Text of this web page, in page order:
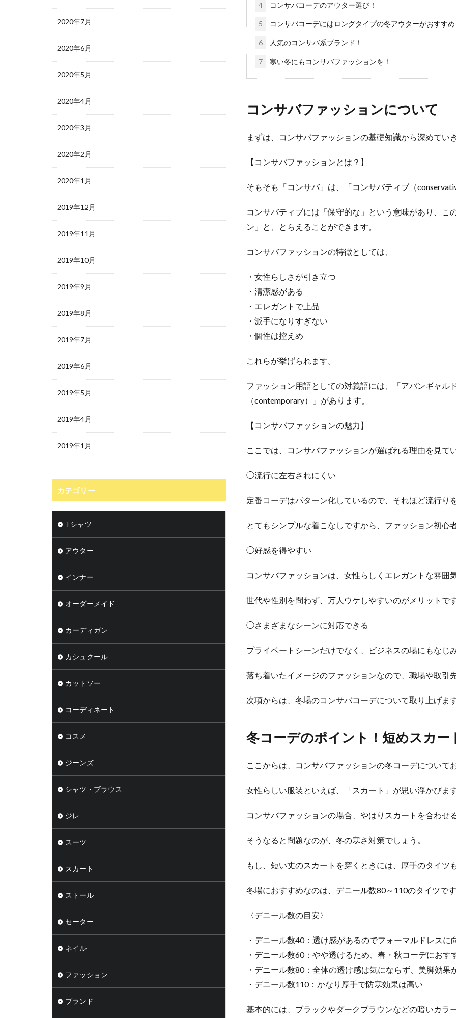
4 コンサバコーデのアウター選び！
5 コンサバコーデにはロングタイプの冬アウターがおすす
6 人気のコンサバ系ブランド！
7 寒い冬にもコンサバファッションを！
コンサバファッションについて
まずは、コンサバファッションの基礎知識から深めてい
【コンサバファッションとは？】
そもそも「コンサバ」は、「コンサバティブ（
コンサバティブには「保守的な」という意味があり、
ン」と、とらえることができます。
コンサバファッションの特徴としては、
・女性らしさが引き立つ
・清潔感がある
・エレガントで上品
・派手になりすぎない
・個性は控えめ
これらが挙げられます。
ファッション用語としての対義語には、「アバンギャル
（contemporary）」があります。
【コンサバファッションの魅力】
ここでは、コンサバファッションが選ばれる理由を見て
◯流行に左右されにくい
定番コーデはパターン化しているので、それほど流行り
とてもシンプルな着こなしですから、ファッション初心
◯好感を得やすい
コンサバファッションは、女性らしくエレガントな雰囲
世代や性別を問わず、万人ウケしやすいのがメリットで
◯さまざまなシーンに対応できる
プライベートシーンだけでなく、ビジネスの場にもなじ
落ち着いたイメージのファッションなので、職場や取引
次項からは、冬場のコンサバコーデについて取り上げま
冬コーデのポイント！短めスカ
ここからは、コンサバファッションの冬コーデについて
女性らしい服装といえば、「スカート」が思い浮かびま
コンサバファッションの場合、やはりスカートを合わせ
そうなると問題なのが、冬の寒さ対策でしょう。
もし、短い丈のスカートを穿くときには、厚手のタイツ
冬場におすすめなのは、デニール数80～110のタイツで
〈デニール数の目安〉
・デニール数40：透け感があるのでフォーマルドレスに
・デニール数60：やや透けるため、春・秋コーデにおす
・デニール数80：全体の透け感は気にならず、美脚効果
・デニール数110：かなり厚手で防寒効果は高い
基本的には、ブラックやダークブラウンなどの暗いカラ
2020年7月
2020年6月
2020年5月
2020年4月
2020年3月
2020年2月
2020年1月
2019年12月
2019年11月
2019年10月
2019年9月
2019年8月
2019年7月
2019年6月
2019年5月
2019年4月
2019年1月
カテゴリー
Tシャツ
アウター
インナー
オーダーメイド
カーディガン
カシュクール
カットソー
コーディネート
コスメ
ジーンズ
シャツ・ブラウス
ジレ
スーツ
スカート
ストール
セーター
ネイル
ファッション
ブランド